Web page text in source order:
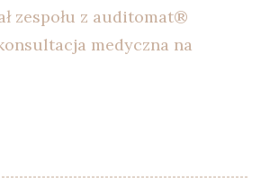
zespołu z auditomat®
medyczna na